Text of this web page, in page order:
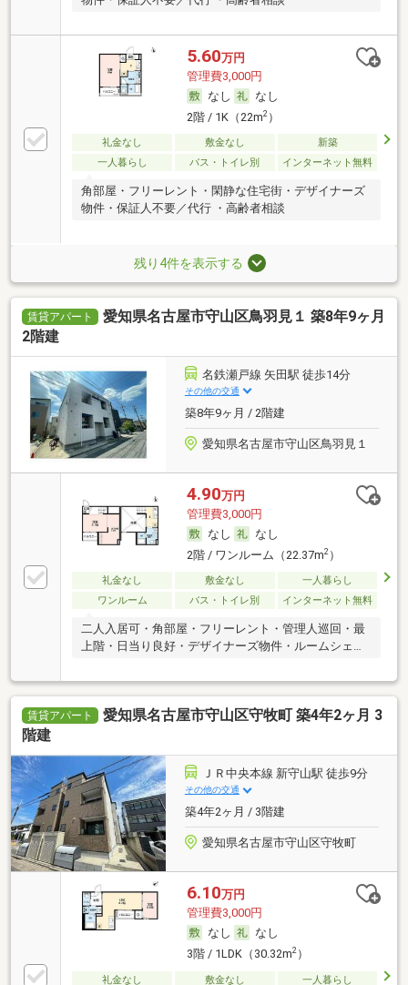
5.60万円
管理費3,000円
なし
なし
2階 / 1K（22m2）
礼金なし 敷金なし
新築
一人暮らし
バス・トイレ別 インターネット無料
角部屋・フリーレント・閑静な住宅街・デザイナーズ
物件・保証人不要／代行 ・高齢者相談
残り4件を表示する
賃貸アパート
愛知県名古屋市守山区鳥羽見１ 築8年9ヶ月
2階建
名鉄瀬戸線 矢田駅 徒歩14分
その他の交通
築8年9ヶ月 / 2階建
愛知県名古屋市守山区鳥羽見１
4.90万円
管理費3,000円
なし
なし
2階 / ワンルーム（22.37m2）
礼金なし 敷金なし
一人暮らし
ワンルーム
バス・トイレ別 インターネット無料
二人入居可・角部屋・フリーレント・管理人巡回・最
上階・日当り良好・デザイナーズ物件・ルームシェア
賃貸アパート
愛知県名古屋市守山区守牧町 築4年2ヶ月 3
階建
ＪＲ中央本線 新守山駅 徒歩9分
その他の交通
築4年2ヶ月 / 3階建
愛知県名古屋市守山区守牧町
6.10万円
管理費3,000円
なし
なし
3階 / 1LDK（30.32m2）
礼金なし 敷金なし
一人暮らし